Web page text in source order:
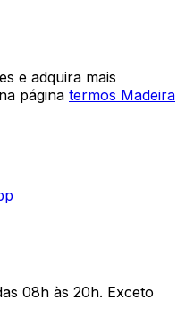
e adquira mais
página termos Madeira
08h às 20h. Exceto